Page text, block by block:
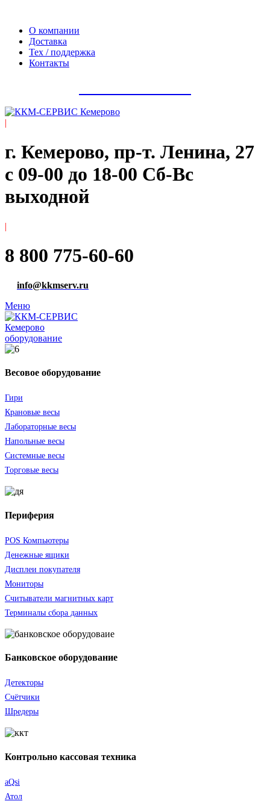
О компании
Доставка
Тех / поддержка
Контакты
|
г. Кемерово, пр-т. ​Ленина, 27
с 09-00 до 18-00 Сб-Вс
выходной
|
8 800 775-60-60
info@kkmserv.ru
Меню
оборудование
Весовое оборудование
Гири
Крановые весы
Лабораторные весы
Напольные весы
Системные весы
Торговые весы
Периферия
POS Компьютеры
Денежные ящики
Дисплеи покупателя
Мониторы
Считыватели магнитных карт
Терминалы сбора данных
Банковское оборудование
Детекторы
Счётчики
Шредеры
Контрольно кассовая техника
aQsi
Атол